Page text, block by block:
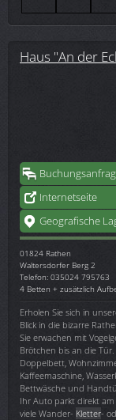
Haus "An der
Internetseite
Geografische
01824 Rathen
Waltersdorfer Berg 2
Telefon: 035024 795763
4 Betten + zusätzlich
Erholen Sie sich in
Blick in die bizarre
Sie erwachen mit
Brötchen bis an die
Doppelbett,
Kaffeemaschine,
Bettwäsche und
Ihr Auto parkt direkt
viele Wander- Kletter-